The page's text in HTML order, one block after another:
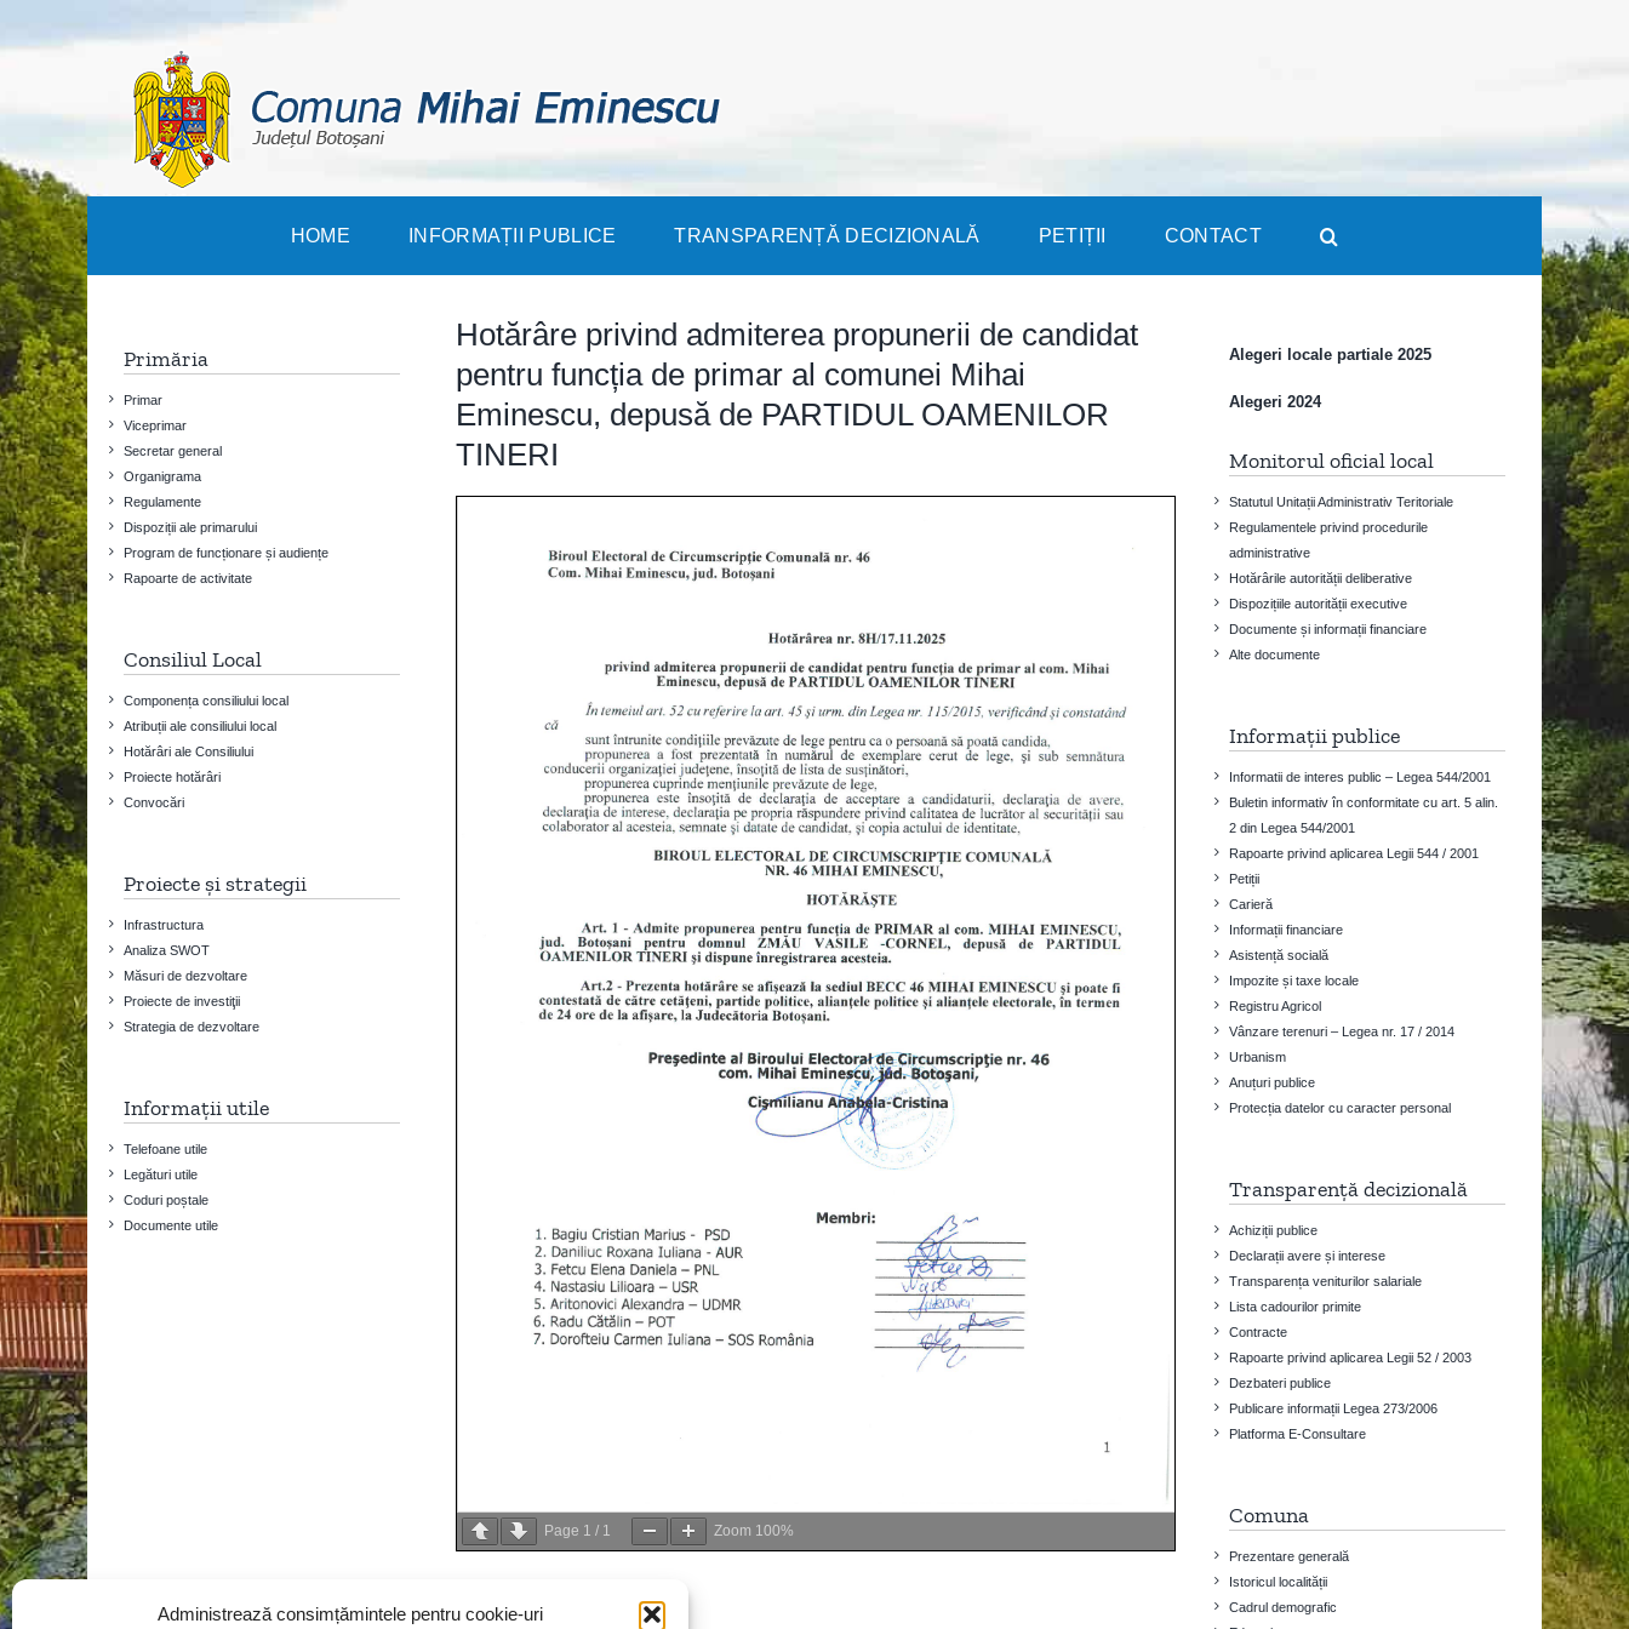
Administrează consimțămintele pentru cookie-uri
HOME INFORMAȚII PUBLICE TRANSPARENȚĂ DECIZIONALĂ PETIȚII CONTACT
Hotărâre privind admiterea propunerii de candidat
pentru funcția de primar al comunei Mihai
Eminescu, depusă de PARTIDUL OAMENILOR
TINERI
Page 1 / 1 Zoom 100%
Fișiere atașate
Primăria
Primar
Viceprimar
Secretar general
Organigrama
Regulamente
Dispoziții ale primarului
Program de funcționare și audiențe
Rapoarte de activitate
Consiliul Local
Componența consiliului local
Atribuții ale consiliului local
Hotărâri ale Consiliului
Proiecte hotărâri
Convocări
Proiecte și strategii
Infrastructura
Analiza SWOT
Măsuri de dezvoltare
Proiecte de investiţii
Strategia de dezvoltare
Informații utile
Telefoane utile
Legături utile
Coduri poștale
Documente utile
Alegeri locale partiale 2025
Alegeri 2024
Monitorul oficial local
Statutul Unitații Administrativ Teritoriale
Regulamentele privind procedurile
administrative
Hotărârile autorității deliberative
Dispozițiile autorității executive
Documente și informații financiare
Alte documente
Informații publice
Informatii de interes public – Legea 544/2001
Buletin informativ în conformitate cu art. 5 alin.
2 din Legea 544/2001
Rapoarte privind aplicarea Legii 544 / 2001
Petiții
Carieră
Informații financiare
Asistență socială
Impozite și taxe locale
Registru Agricol
Vânzare terenuri – Legea nr. 17 / 2014
Urbanism
Anuțuri publice
Protecția datelor cu caracter personal
Transparență decizională
Achiziții publice
Declarații avere și interese
Transparența veniturilor salariale
Lista cadourilor primite
Contracte
Rapoarte privind aplicarea Legii 52 / 2003
Dezbateri publice
Publicare informații Legea 273/2006
Platforma E-Consultare
Comuna
Prezentare generală
Istoricul localității
Cadrul demografic